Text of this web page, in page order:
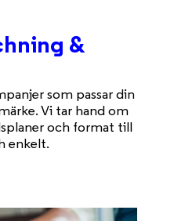
&
som passar din
Vi tar hand om
och format till
enkelt.